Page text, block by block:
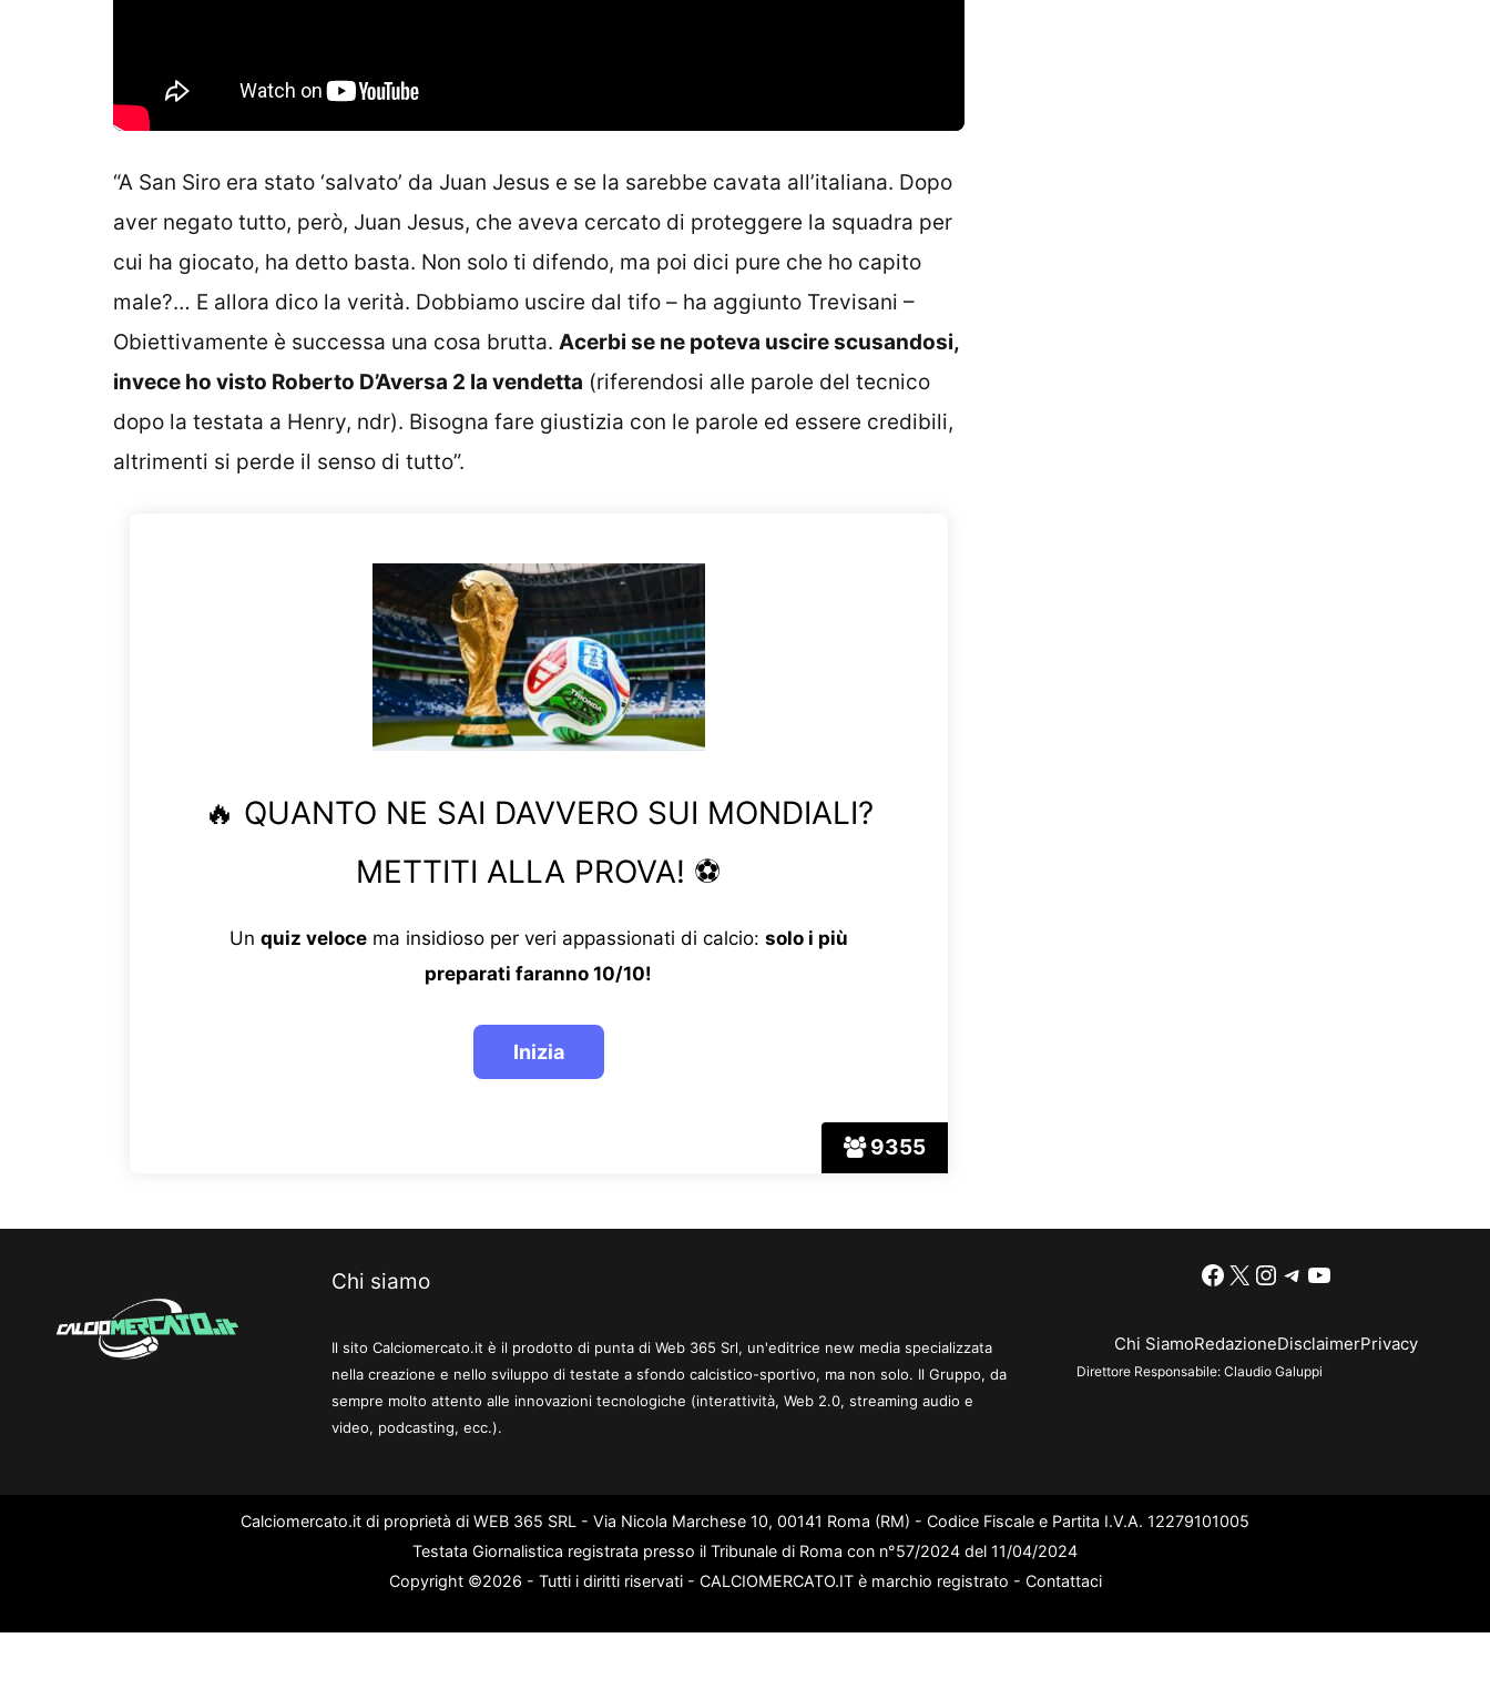
“A San Siro era stato ‘salvato’ da Juan Jesus e se la sarebbe cavata all’italiana. Dopo
aver negato tutto, però, Juan Jesus, che aveva cercato di proteggere la squadra per
cui ha giocato, ha detto basta. Non solo ti difendo, ma poi dici pure che ho capito
male?… E allora dico la verità. Dobbiamo uscire dal tifo – ha aggiunto Trevisani –
Obiettivamente è successa una cosa brutta. Acerbi se ne poteva uscire scusandosi,
invece ho visto Roberto D’Aversa 2 la vendetta (riferendosi alle parole del tecnico
dopo la testata a Henry, ndr). Bisogna fare giustizia con le parole ed essere credibili,
altrimenti si perde il senso di tutto”.
9355
🔥 QUANTO NE SAI DAVVERO SUI MONDIALI?
METTITI ALLA PROVA! ⚽
Un quiz velocema insidioso per veri appassionati di calcio: solo i più
preparati faranno 10/10!
Chi siamo
Il sito Calciomercato.it è il prodotto di punta di Web 365 Srl, un'editrice new media specializzata
nella creazione e nello sviluppo di testate a sfondo calcistico-sportivo, ma non solo. Il Gruppo, da
sempre molto attento alle innovazioni tecnologiche (interattività, Web 2.0, streaming audio e
video, podcasting, ecc.).
Facebook
X Instagram
Telegram
YouTube
Chi SiamoRedazioneDisclaimerPrivacy
Direttore Responsabile: Claudio Galuppi
Calciomercato.it di proprietà di WEB 365 SRL - Via Nicola Marchese 10, 00141 Roma (RM) - Codice Fiscale e Partita I.V.A. 12279101005
Testata Giornalistica registrata presso il Tribunale di Roma con n°57/2024 del 11/04/2024
Copyright ©2026 - Tutti i diritti riservati - CALCIOMERCATO.IT è marchio registrato - Contattaci